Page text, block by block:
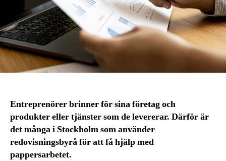
Entreprenörer brinner för sina företag och
produkter eller tjänster som de levererar. Därför är
det många i Stockholm som använder
redovisningsbyrå för att få hjälp med
pappersarbetet.